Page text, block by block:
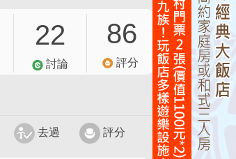
22
討論
86
評分
去過 評分